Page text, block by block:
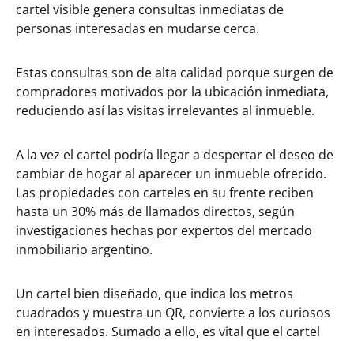
cartel visible genera consultas inmediatas de
personas interesadas en mudarse cerca.
Estas consultas son de alta calidad porque surgen de
compradores motivados por la ubicación inmediata,
reduciendo así las visitas irrelevantes al inmueble.
A la vez el cartel podría llegar a despertar el deseo de
cambiar de hogar al aparecer un inmueble ofrecido.
Las propiedades con carteles en su frente reciben
hasta un 30% más de llamados directos, según
investigaciones hechas por expertos del mercado
inmobiliario argentino.
Un cartel bien diseñado, que indica los metros
cuadrados y muestra un QR, convierte a los curiosos
en interesados. Sumado a ello, es vital que el cartel